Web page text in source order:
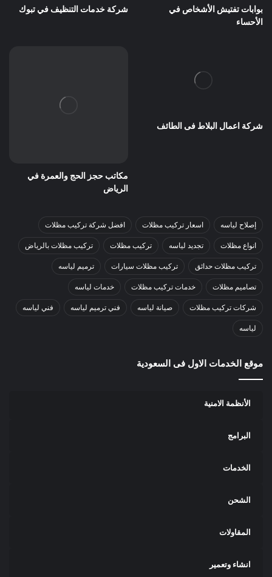
بوابات تفتيش الأشخاص في
الأحساء
شركة خدمات التنظيف في تبوك
شركة اعمال البلاط فى الطائف
مكاتب حجز الحج والعمرة في
الرياض
إصلاح لياسه اسعار تركيب مظلات افضل شركة تركيب مظلات
انواع مظلات تجديد لياسه تركيب مظلات تركيب مظلات بالرياض
تركيب مظلات حدائق تركيب مظلات سيارات ترميم لياسه
تصاميم مظلات خدمات تركيب مظلات خدمات لياسه
شركات تركيب مظلات صيانة لياسه فني ترميم لياسه فني لياسه
لياسه
موقع الخدمات الاول فى السعودية
الأنظمة الامنية
البرامج
الخدمات
الشحن
المقاولات
انشاء وتعمير